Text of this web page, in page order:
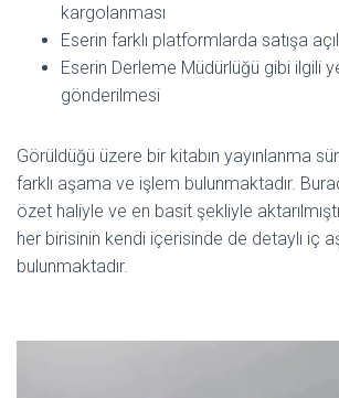
kargolanması
Eserin farklı platformlarda satışa
Eserin Derleme Müdürlüğü gibi ilgili
gönderilmesi
Görüldüğü üzere bir kitabın yayınlanma
farklı aşama ve işlem bulunmaktadır.
özet haliyle ve en basit şekliyle
her birisinin kendi içerisinde de detaylı iç
bulunmaktadır.